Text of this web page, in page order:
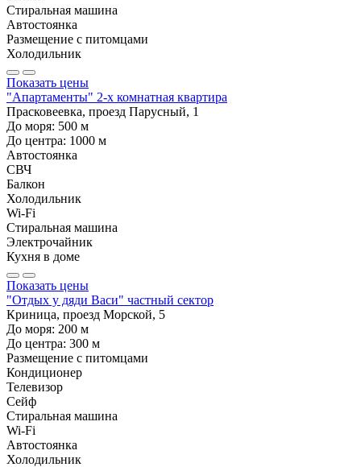
Стиральная машина
Автостоянка
Размещение с питомцами
Холодильник
Показать цены
"Апартаменты" 2-х комнатная квартира
Прасковеевка, проезд Парусный, 1
До моря: 500 м
До центра: 1000 м
Автостоянка
СВЧ
Балкон
Холодильник
Wi-Fi
Стиральная машина
Электрочайник
Кухня в доме
Показать цены
"Отдых у дяди Васи" частный сектор
Криница, проезд Морской, 5
До моря: 200 м
До центра: 300 м
Размещение с питомцами
Кондиционер
Телевизор
Сейф
Стиральная машина
Wi-Fi
Автостоянка
Холодильник